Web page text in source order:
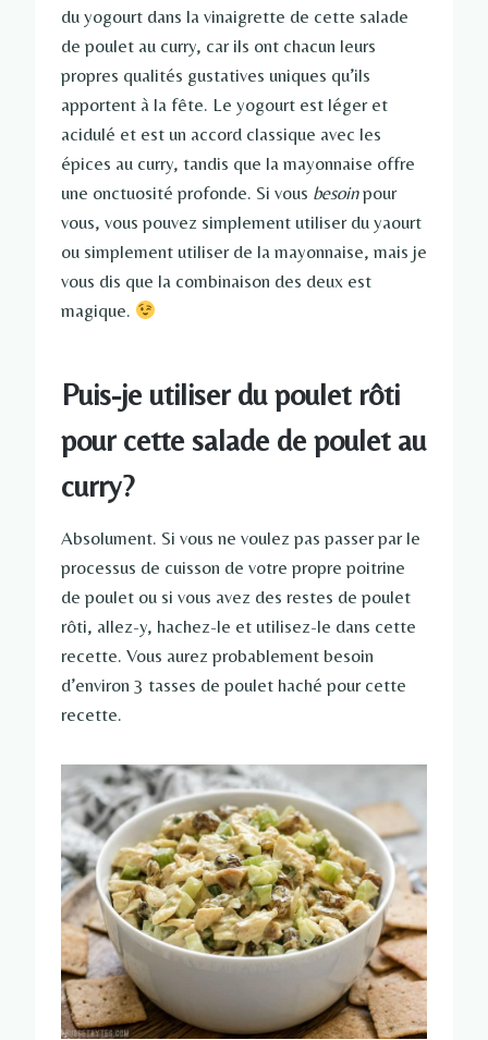
du yogourt dans la vinaigrette de cette salade
de poulet au curry, car ils ont chacun leurs
propres qualités gustatives uniques qu’ils
apportent à la fête. Le yogourt est léger et
acidulé et est un accord classique avec les
épices au curry, tandis que la mayonnaise offre
une onctuosité profonde. Si vous besoinpour
vous, vous pouvez simplement utiliser du yaourt
ou simplement utiliser de la mayonnaise, mais je
vous dis que la combinaison des deux est
magique.
Puis-je utiliser du poulet rôti
pour cette salade de poulet au
curry?
Absolument. Si vous ne voulez pas passer par le
processus de cuisson de votre propre poitrine
de poulet ou si vous avez des restes de poulet
rôti, allez-y, hachez-le et utilisez-le dans cette
recette. Vous aurez probablement besoin
d’environ 3 tasses de poulet haché pour cette
recette.